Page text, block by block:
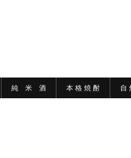
純 米 酒 本 格 焼 酎 自